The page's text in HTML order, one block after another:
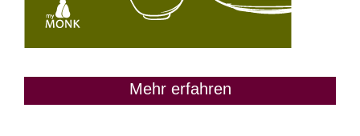
Mehr erfahren